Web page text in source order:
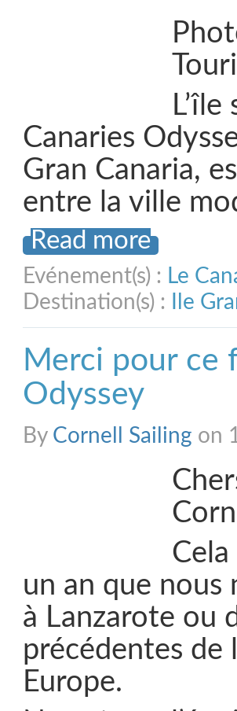
Canaries
Gran Canaria,
entre la ville
Read more
Evénement(s) : Le
Destination(s) :
Ile
Merci pour ce
Odyssey
By Cornell Sailing on
un an que nous
à Lanzarote ou
précédentes de
Europe.